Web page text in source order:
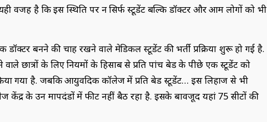
वजह है कि इस स्थिति पर न सिर्फ स्टूडेंट बल्कि डॉक्टर और आम लोगों को भी
बनने की चाह रखने वाले मेडिकल स्टूडेंट की भर्ती प्रक्रिया शुरू हो गई है.
छात्रों के लिए नियमों के हिसाब से प्रति पांच बेड के पीछे एक स्टूडेंट को
गया है. जबकि आयुर्वेदिक कॉलेज में प्रति बेड स्टूडेंट… इस लिहाज से भी
केंद्र के उन मापदंडों में फीट नहीं बैठ रहा है. इसके बावजूद यहां 75 सीटों की